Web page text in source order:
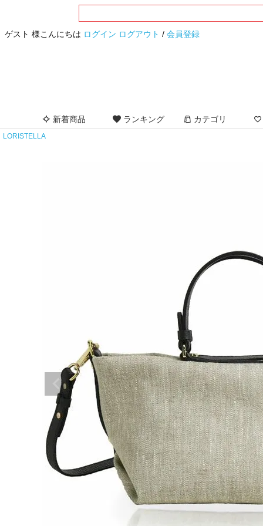
ゲスト 様こんにちは ログイン ログアウト / 会員登録
新着商品 ランキング カテゴリ
LORISTELLA